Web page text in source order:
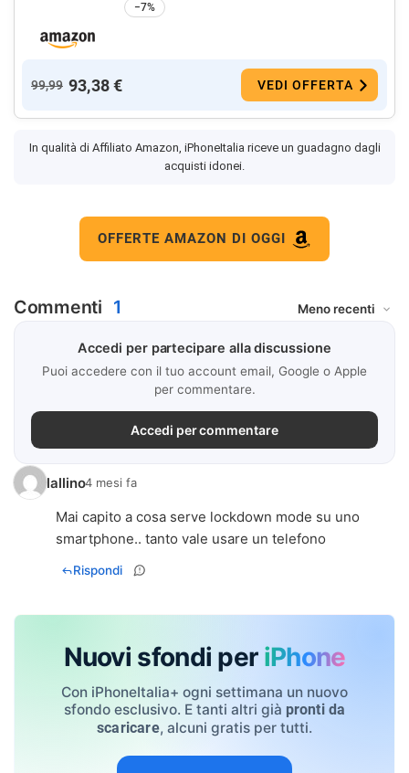
−7%
99,99 93,38 € VEDI OFFERTA
In qualità di Affiliato Amazon, iPhoneItalia riceve un guadagno dagli
acquisti idonei.
OFFERTE AMAZON DI OGGI
Commenti 1
Accedi per partecipare alla discussione
Puoi accedere con il tuo account email, Google o Apple
per commentare.
Accedi per commentare
lallino4 mesi fa
Mai capito a cosa serve lockdown mode su uno
smartphone.. tanto vale usare un telefono
Rispondi
Nuovi sfondi per iPhone
Con iPhoneItalia+ ogni settimana un nuovo
sfondo esclusivo. E tanti altri già pronti da
scaricare, alcuni gratis per tutti.